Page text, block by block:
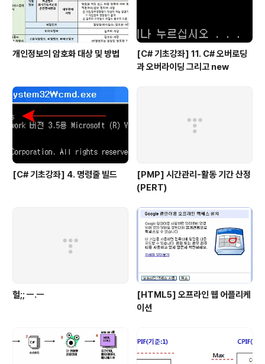
개인정보의 암호화 대상 및 방법
[C# 기초강좌] 11. C# 오버로딩
과 오버라이딩 그리고 new
[C# 기초강좌] 4. 명령줄 빌드
[PMP] 시간관리-활동 기간 산정
(PERT)
헐;; ㅡ.ㅡ
[HTML5] 오프라인 웹 어플리케
이션